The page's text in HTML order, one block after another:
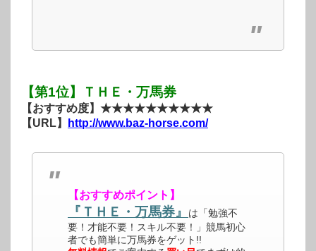
【第1位】ＴＨＥ・万馬券
【おすすめ度】★★★★★★★★★★
【URL】
http://www.baz-horse.com/
【おすすめポイント】
『ＴＨＥ・万馬券』
は「勉強不
要！才能不要！スキル不要！」競馬初心
者でも簡単に万馬券をゲット!!